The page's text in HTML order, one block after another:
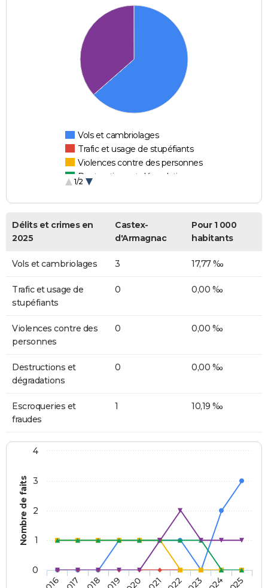
Vols et cambriolages
Trafic et usage de stupéfiants
Violences contre des personnes
Destructions et dégradations
1/2
Délits et crimes en
2025
Castex-
d'Armagnac
Pour 1 000
habitants
Vols et cambriolages 3 17,77 ‰
Trafic et usage de
stupéfiants
0 0,00 ‰
Violences contre des
personnes
0 0,00 ‰
Destructions et
dégradations
0 0,00 ‰
Escroqueries et
fraudes
1 10,19 ‰
Nombre de faits
0
1
2
3
4